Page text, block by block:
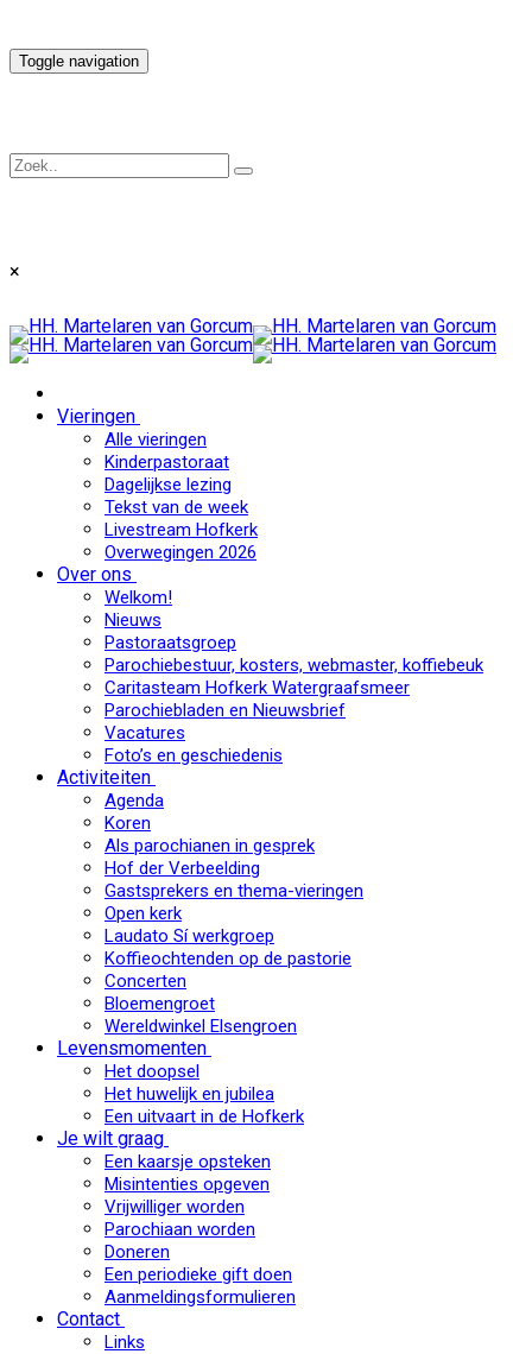
Toggle navigation
×
Vieringen
Alle vieringen
Kinderpastoraat
Dagelijkse lezing
Tekst van de week
Livestream Hofkerk
Overwegingen 2026
Over ons
Welkom!
Nieuws
Pastoraatsgroep
Parochiebestuur, kosters, webmaster, koffiebeuk
Caritasteam Hofkerk Watergraafsmeer
Parochiebladen en Nieuwsbrief
Vacatures
Foto’s en geschiedenis
Activiteiten
Agenda
Koren
Als parochianen in gesprek
Hof der Verbeelding
Gastsprekers en thema-vieringen
Open kerk
Laudato Sí werkgroep
Koffieochtenden op de pastorie
Concerten
Bloemengroet
Wereldwinkel Elsengroen
Levensmomenten
Het doopsel
Het huwelijk en jubilea
Een uitvaart in de Hofkerk
Je wilt graag
Een kaarsje opsteken
Misintenties opgeven
Vrijwilliger worden
Parochiaan worden
Doneren
Een periodieke gift doen
Aanmeldingsformulieren
Contact
Links